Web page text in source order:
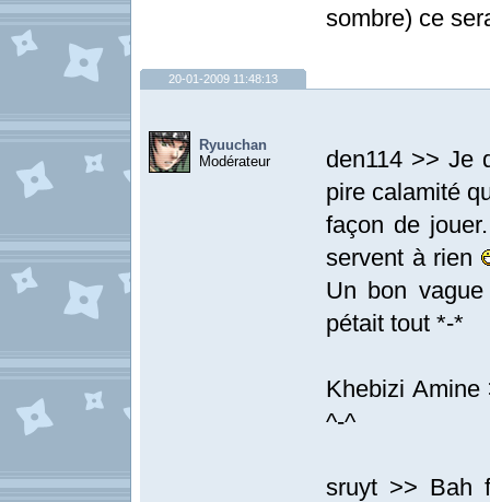
sombre) ce
20-01-2009 11:48:13
Ryuuchan
Modérateur
den114 >> Je
pire calamité
façon de
servent à rien
Un bon
pétait tout *-*
Khebizi
^-^
sruyt >> Bah